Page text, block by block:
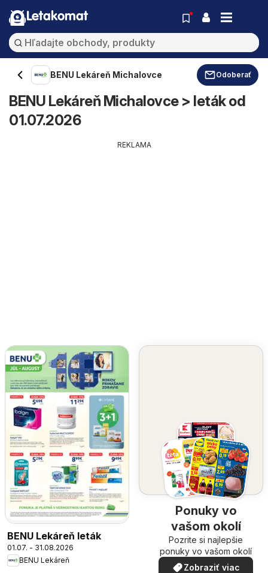
Letakomat
BENU Lekáreň Michalovce Odoberať
BENU Lekáreň Michalovce > leták od
01.07.2026
REKLAMA
BENU Lekáreň leták
01.07. - 31.08.2026
BENU Lekáreň
Ponuky vo
vašom okolí
Pozrite si najlepšie
ponuky vo vašom okolí
Zobraziť viac